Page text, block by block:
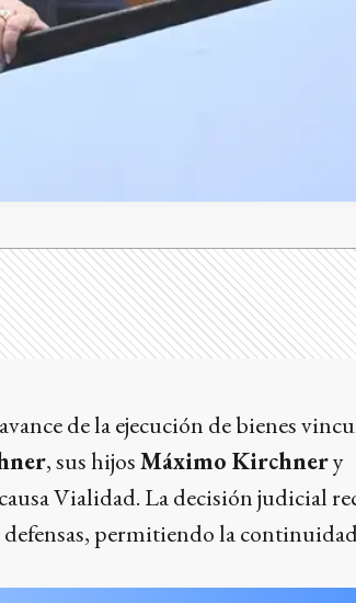
de la ejecución de bienes
, sus hijosMáximo Kirchnery
Vialidad. La decisión judicial
permitiendo la